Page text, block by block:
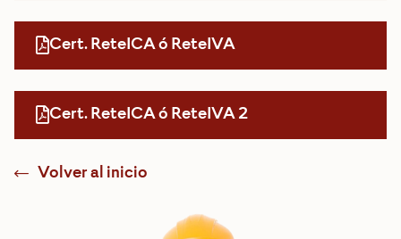
Cert. ReteICA ó ReteIVA
Cert. ReteICA ó ReteIVA 2
Volver al inicio